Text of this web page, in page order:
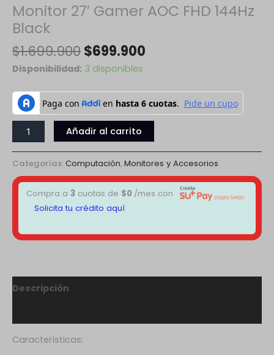
Monitor 27′ Gamer AOC FHD 144Hz
Black
$1.699.900$699.900
Disponibilidad: 3 disponibles
Añadir al carrito
Categorías: Computación, Monitores y Accesorios
Compra a3 cuotas de $0 /mes con
Solicita tu crédito aquí
Descripción
Características: